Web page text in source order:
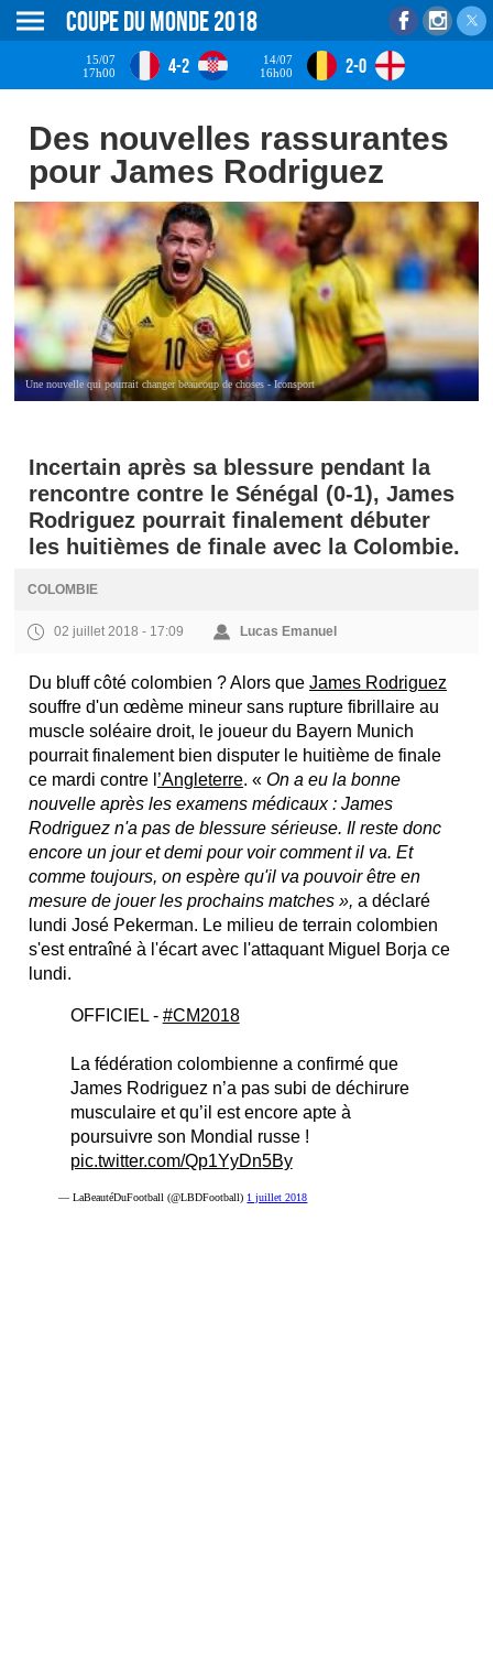
Coupe du monde 2018
15/07
17h00
4-2
14/07
16h00
2-0
Des nouvelles rassurantes
pour James Rodriguez
Une nouvelle qui pourrait changer beaucoup de choses - Iconsport
Incertain après sa blessure pendant la
rencontre contre le Sénégal (0-1), James
Rodriguez pourrait finalement débuter
les huitièmes de finale avec la Colombie.
COLOMBIE
02 juillet 2018 - 17:09 Lucas Emanuel
Du bluff côté colombien ? Alors queJames Rodriguez
souffre d'un œdème mineur sans rupture fibrillaire au
muscle soléaire droit, le joueur du Bayern Munich
pourrait finalement bien disputer le huitième de finale
ce mardi contre l ’Angleterre. « On a eu la bonne
nouvelle après les examens médicaux : James
Rodriguez n'a pas de blessure sérieuse. Il reste donc
encore un jour et demi pour voir comment il va. Et
comme toujours, on espère qu'il va pouvoir être en
mesure de jouer les prochains matches », a déclaré
lundi José Pekerman. Le milieu de terrain colombien
s'est entraîné à l'écart avec l'attaquant Miguel Borja ce
lundi.
OFFICIEL - #CM2018
La fédération colombienne a confirmé que
James Rodriguez n’a pas subi de déchirure
musculaire et qu’il est encore apte à
poursuivre son Mondial russe !
pic.twitter.com/Qp1YyDn5By
— LaBeautéDuFootball (@LBDFootball) 1 juillet 2018